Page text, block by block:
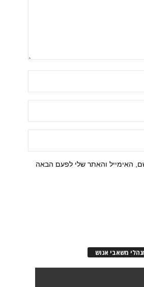
האימייל והאתר שלי לפעם הבאה
משאבי אנוש